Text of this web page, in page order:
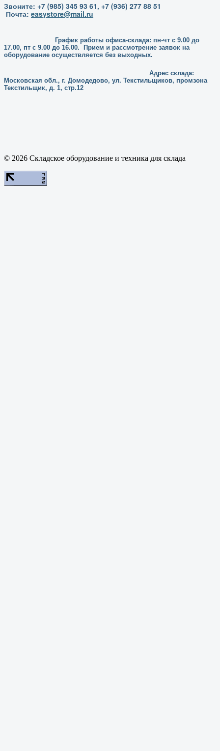
Звоните: +7 (985) 345 93 61, +7 (936) 277 88 51
Почта: easystore@mail.ru
График работы офиса-склада: пн-чт с 9.00 до
17.00, пт с 9.00 до 16.00. Прием и рассмотрение заявок на
оборудование осуществляется без выходных.
Адрес склада:
Московская обл., г. Домодедово, ул. Текстильщиков, промзона
Текстильщик, д. 1, стр.12
© 2026 Складское оборудование и техника для склада